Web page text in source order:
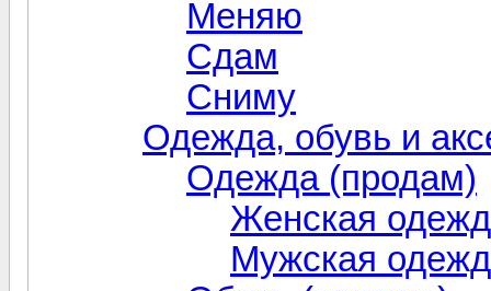
Меняю
Сдам
Сниму
Одежда, обувь и
Одежда (продам)
Женская
Мужская